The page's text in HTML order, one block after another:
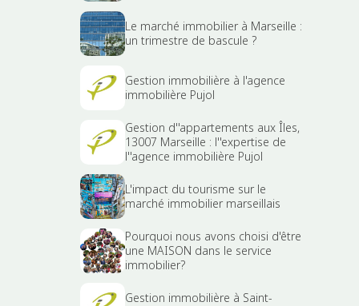
Le marché immobilier à Marseille :
un trimestre de bascule ?
Gestion immobilière à l'agence
immobilière Pujol
Gestion d''appartements aux Îles,
13007 Marseille : l''expertise de
l''agence immobilière Pujol
L'impact du tourisme sur le
marché immobilier marseillais
Pourquoi nous avons choisi d'être
une MAISON dans le service
immobilier?
Gestion immobilière à Saint-